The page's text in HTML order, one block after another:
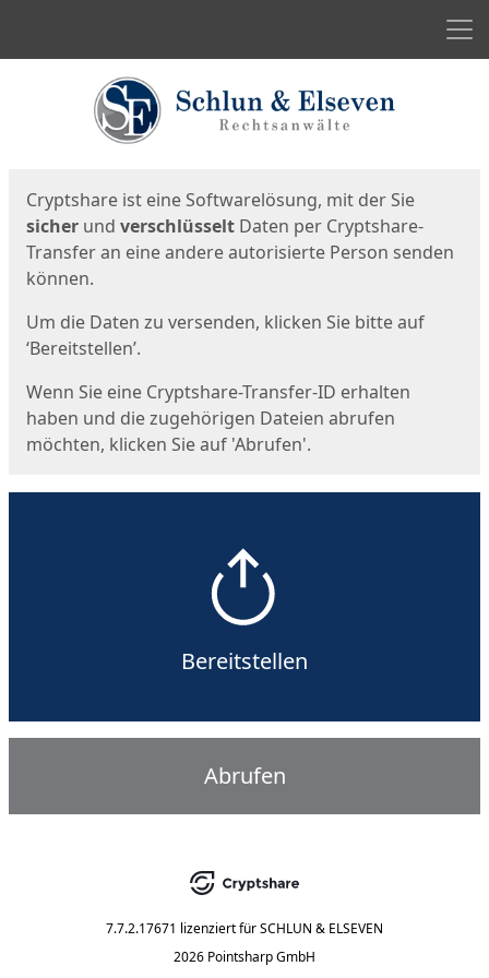
Cryptshare ist eine Softwarelösung, mit der Sie
sicher und verschlüsselt Daten per Cryptshare-
Transfer an eine andere autorisierte Person senden
können.
Um die Daten zu versenden, klicken Sie bitte auf
‘Bereitstellen’.
Wenn Sie eine Cryptshare-Transfer-ID erhalten
haben und die zugehörigen Dateien abrufen
möchten, klicken Sie auf 'Abrufen'.
Bereitstellen
Abrufen
7.7.2.17671 lizenziert fürSCHLUN & ELSEVEN
2026 Pointsharp GmbH